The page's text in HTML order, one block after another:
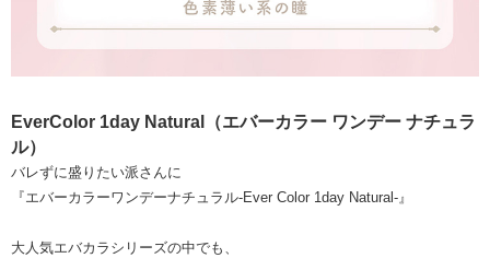
EverColor 1day Natural（エバーカラー ワンデー ナチュラ
ル）
バレずに盛りたい派さんに
『エバーカラーワンデーナチュラル-Ever Color 1day Natural-』
大人気エバカラシリーズの中でも、